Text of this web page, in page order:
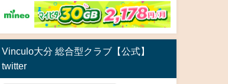
Vinculo大分 総合型クラブ【公式】
twitter